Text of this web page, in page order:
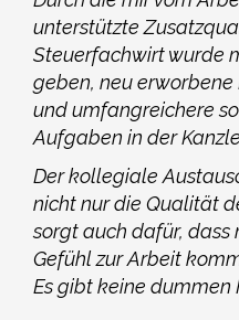
unterstützte
Steuerfachwirt wurde
geben, neu erworbene
und umfangreichere
Aufgaben in der
Der kollegiale
nicht nur die Qualität
sorgt auch dafür,
Gefühl zur Arbeit
Es gibt keine dummen